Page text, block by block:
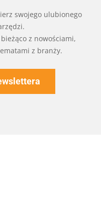
swojego ulubionego
z nowościami,
z branży.